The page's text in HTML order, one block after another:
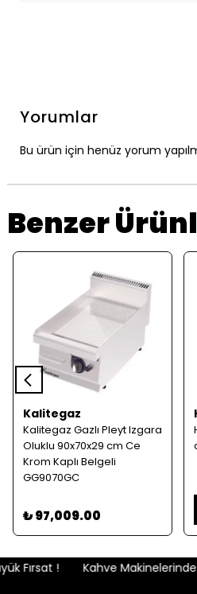
Yorumlar
Bu ürün için henüz yorum
Benzer
Kalitegaz
Kalitegaz Gazlı Pleyt Izgara
Oluklu 90x70x29 cm Ce
Krom Kaplı Belgeli
GG9070GC
₺ 97,009.00
Fırsat ! Kahve Makinelerinde